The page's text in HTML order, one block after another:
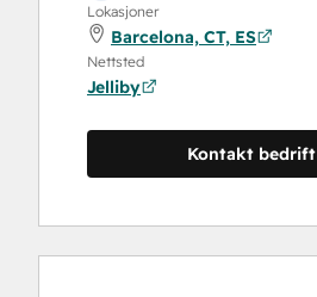
Lokasjoner
Barcelona, CT, ES
Nettsted
Jelliby
Kontakt bedrift